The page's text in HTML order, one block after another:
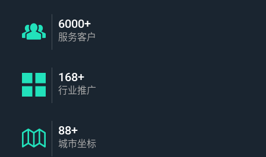
6000+
服务客户
168+
行业推广
88+
城市坐标